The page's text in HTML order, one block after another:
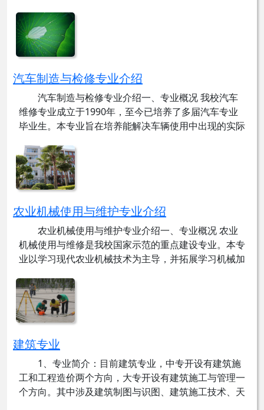
会计核算员成本核算员税务核算员会计从业资格证书助
理会计师证书2会计服...
汽车制造与检修专业介绍
汽车制造与检修专业介绍一、专业概况 我校汽车
维修专业成立于1990年，至今已培养了多届汽车专业
毕业生。本专业旨在培养能解决车辆使用中出现的实际
应现代汽车检测、故障诊断的应用型技术人才。目前，
本专业拥有汽车模拟驾驶实训室，汽车电工电子电路实
训室，摩托车拆...
发布时间： 2019-01-24点击量： 20742
农业机械使用与维护专业介绍
农业机械使用与维护专业介绍一、专业概况 农业
机械使用与维修是我校国家示范的重点建设专业。本专
业以学习现代农业机械技术为主导，并拓展学习机械加
地500平方米的农用挖掘机实训基地，校外建有包含插
秧机、收割机、播种机实训基地在内的农业产业园区，
教学设施较为完...
发布时间： 2019-01-24
建筑专业
1、专业简介：目前建筑专业，中专开设有建筑施
工和工程造价两个方向，大专开设有建筑施工与管理一
个方向。其中涉及建筑制图与识图、建筑施工技术、天